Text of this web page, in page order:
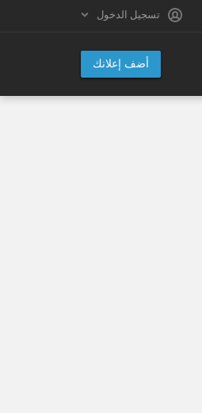
تسجيل الدخول
أضف إعلانك